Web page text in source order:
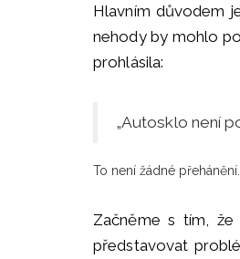
Hlavním důvodem
nehody by mohlo
prohlásila:
„Autosklo není
To není žádné přehánění.
Začněme s tím,
představovat